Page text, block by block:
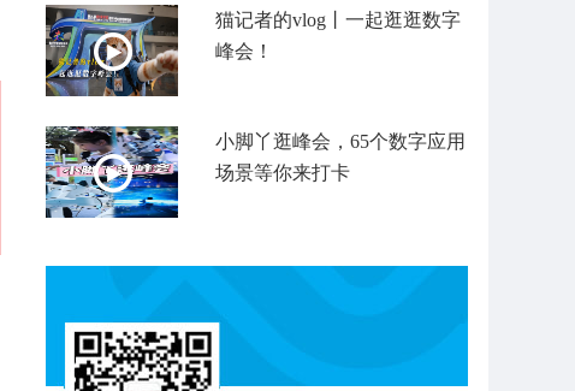
猫记者的vlog丨一起逛逛数字
峰会！
小脚丫逛峰会，65个数字应用
场景等你来打卡